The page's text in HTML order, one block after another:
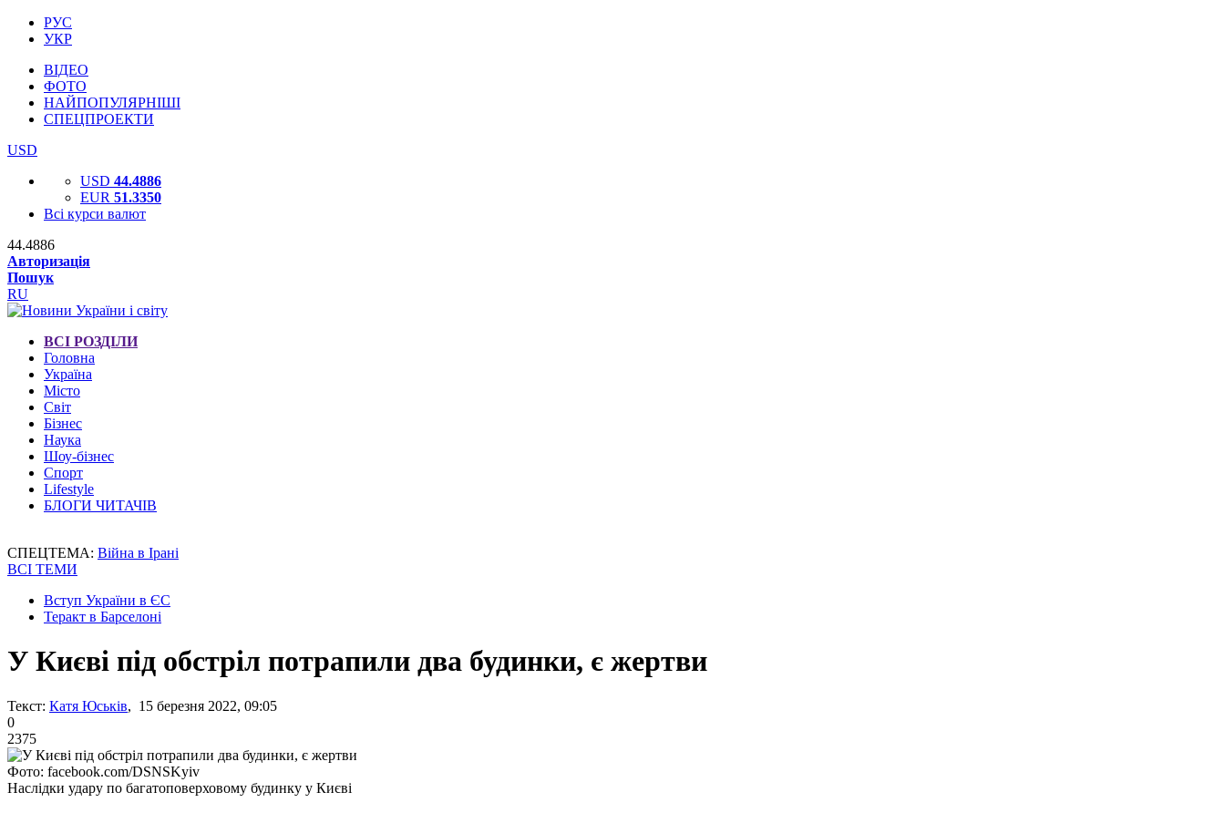
РУС
УКР
ВІДЕО
ФОТО
НАЙПОПУЛЯРНІШІ
СПЕЦПРОЕКТИ
USD
USD 44.4886
EUR 51.3350
Всі курси валют
44.4886
Авторизація
Пошук
RU
ВСІ РОЗДІЛИ
Головна
Україна
Місто
Світ
Бізнес
Наука
Шоу-бізнес
Спорт
Lifestyle
БЛОГИ ЧИТАЧІВ
СПЕЦТЕМА: Війна в Ірані
ВСІ ТЕМИ
Вступ України в ЄС
Теракт в Барселоні
У Києві під обстріл потрапили два будинки, є жертви
Текст: Катя Юськів, 15 березня 2022, 09:05
0
2375
Фото: facebook.com/DSNSKyiv
Наслідки удару по багатоповерховому будинку у Києві